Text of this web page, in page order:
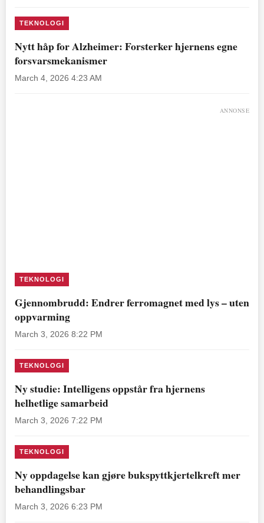
TEKNOLOGI
Nytt håp for Alzheimer: Forsterker hjernens egne
forsvarsmekanismer
March 4, 2026 4:23 AM
ANNONSE
TEKNOLOGI
Gjennombrudd: Endrer ferromagnet med lys – uten
oppvarming
March 3, 2026 8:22 PM
TEKNOLOGI
Ny studie: Intelligens oppstår fra hjernens
helhetlige samarbeid
March 3, 2026 7:22 PM
TEKNOLOGI
Ny oppdagelse kan gjøre bukspyttkjertelkreft mer
behandlingsbar
March 3, 2026 6:23 PM